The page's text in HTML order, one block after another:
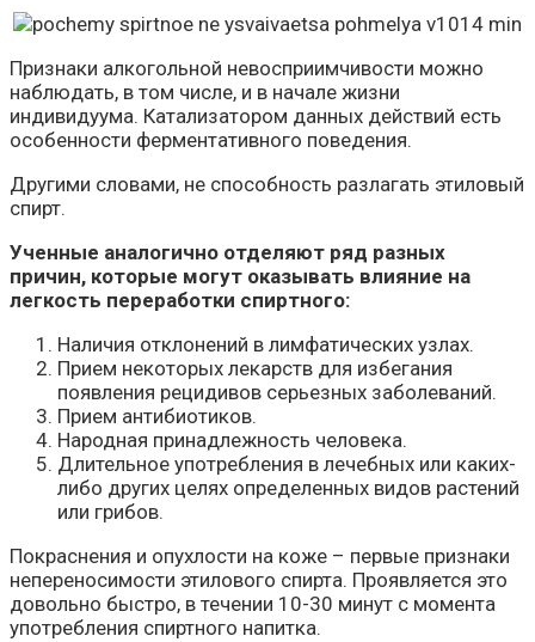
Признаки алкогольной невосприимчивости можно
наблюдать, в том числе, и в начале жизни
индивидуума. Катализатором данных действий есть
особенности ферментативного поведения.
Другими словами, не способность разлагать этиловый
спирт.
Ученные аналогично отделяют ряд разных
причин, которые могут оказывать влияние на
легкость переработки спиртного:
Наличия отклонений в лимфатических узлах.
Прием некоторых лекарств для избегания
появления рецидивов серьезных заболеваний.
Прием антибиотиков.
Народная принадлежность человека.
Длительное употребления в лечебных или каких-
либо других целях определенных видов растений
или грибов.
Покраснения и опухлости на коже – первые признаки
непереносимости этилового спирта. Проявляется это
довольно быстро, в течении 10-30 минут с момента
употребления спиртного напитка.